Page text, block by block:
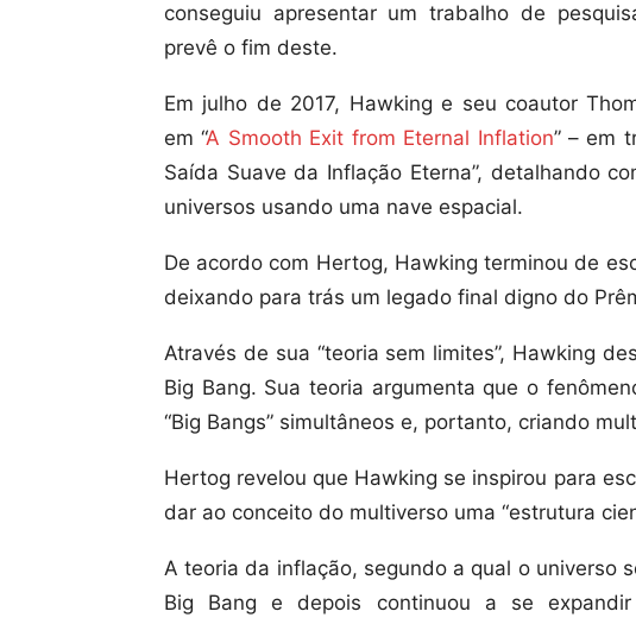
conseguiu apresentar um trabalho de
prevê o fim deste.
Em julho de 2017, Hawking e seu coautor
em “A Smooth Exit from Eternal Inflation” – em
Saída Suave da Inflação Eterna”, detalhando
universos usando uma nave espacial.
De acordo com Hertog, Hawking terminou de
deixando para trás um legado final digno do
Através de sua “teoria sem limites”, Hawking
Big Bang. Sua teoria argumenta que o
“Big Bangs” simultâneos e, portanto, criando
Hertog revelou que Hawking se inspirou para
dar ao conceito do multiverso uma “estrutura
A teoria da inflação, segundo a qual o universo
Big Bang e depois continuou a se